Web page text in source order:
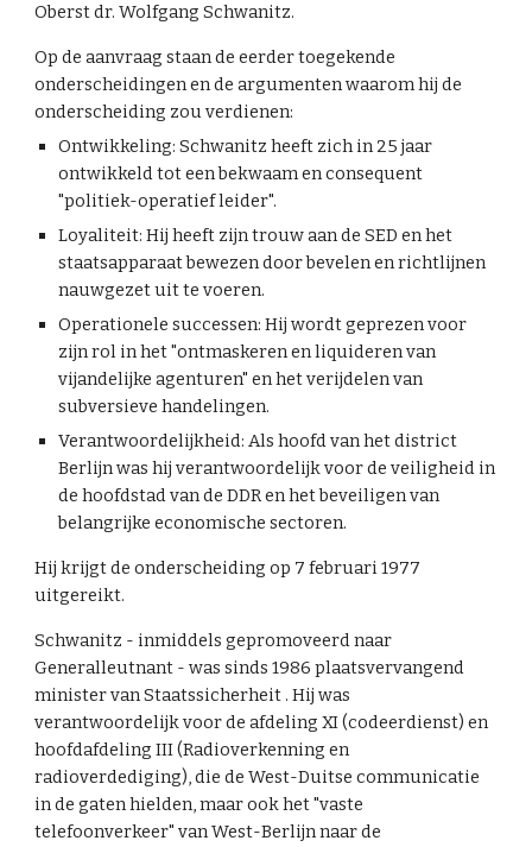
Oberst dr. Wolfgang Schwanitz.
Op de aanvraag staan de eerder toegekende
onderscheidingen en de argumenten waarom hij de
onderscheiding zou verdienen:
Ontwikkeling: Schwanitz heeft zich in 25 jaar
ontwikkeld tot een bekwaam en consequent
"politiek-operatief leider".
Loyaliteit: Hij heeft zijn trouw aan de SED en het
staatsapparaat bewezen door bevelen en richtlijnen
nauwgezet uit te voeren.
Operationele successen: Hij wordt geprezen voor
zijn rol in het "ontmaskeren en liquideren van
vijandelijke agenturen" en het verijdelen van
subversieve handelingen.
Verantwoordelijkheid: Als hoofd van het district
Berlijn was hij verantwoordelijk voor de veiligheid in
de hoofdstad van de DDR en het beveiligen van
belangrijke economische sectoren.
Hij krijgt de onderscheiding op 7 februari 1977
uitgereikt.
Schwanitz - inmiddels gepromoveerd naar
Generalleutnant - was sinds 1986 plaatsvervangend
minister van Staatssicherheit . Hij was
verantwoordelijk voor de afdeling XI (codeerdienst) en
hoofdafdeling III (Radioverkenning en
radioverdediging), die de West-Duitse communicatie
in de gaten hielden, maar ook het "vaste
telefoonverkeer" van West-Berlijn naar de